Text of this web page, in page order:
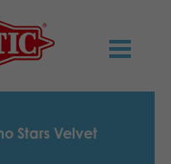
Stars Velvet